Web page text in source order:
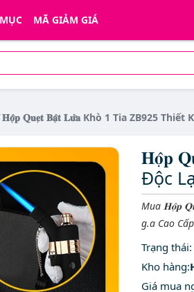
MÃ GIẢM GIÁ
𝐇𝐨̣̂𝐩 𝐐𝐮𝐞̣𝐭 𝐁𝐚̣̂𝐭 𝐋𝐮̛̉𝐚 Khò 1 Tia ZB925
𝐇𝐨̣̂𝐩
Độc
Mô tả
Mua 𝐇𝐨̣̂𝐩
g.a Cao
Trạng thái
Kho hàng:
Giá mua